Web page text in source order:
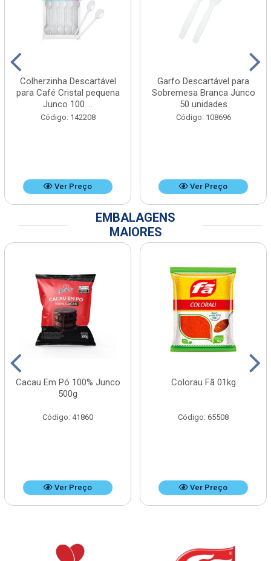
Colherzinha Descartável
para Café Cristal pequena
Junco 100 ...
Código: 142208
Ver Preço
Garfo Descartável para
Sobremesa Branca Junco
50 unidades
Código: 108696
Ver Preço
EMBALAGENS
MAIORES
Cacau Em Pó 100% Junco
500g
Código: 41860
Ver Preço
Colorau Fã 01kg
Código: 65508
Ver Preço